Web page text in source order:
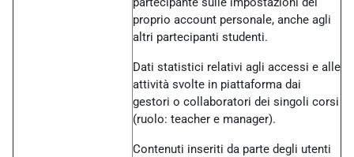
proprio account personale, anche agli
altri partecipanti studenti.
Dati statistici relativi agli accessi e alle
attività svolte in piattaforma dai
gestori o collaboratori dei singoli corsi
(ruolo: teacher e manager).
Contenuti inseriti da parte degli utenti